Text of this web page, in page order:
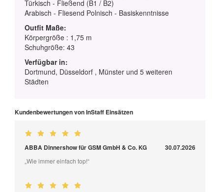
Türkisch - Fließend (B1 / B2)
Arabisch - Fliesend Polnisch - Basiskenntnisse
Outfit Maße:
Körpergröße : 1,75 m
Schuhgröße: 43
Verfügbar in:
Dortmund, Düsseldorf , Münster und 5 weiteren
Städten
Kundenbewertungen von InStaff Einsätzen
ABBA Dinnershow für GSM GmbH & Co. KG 30.07.2026
„Wie immer einfach top!“